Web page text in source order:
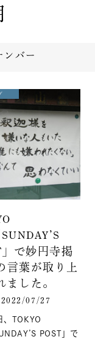
」で妙円寺掲
言葉が取り上
ました。
2022/07/27
、TOKYO
POST」で
ンバー